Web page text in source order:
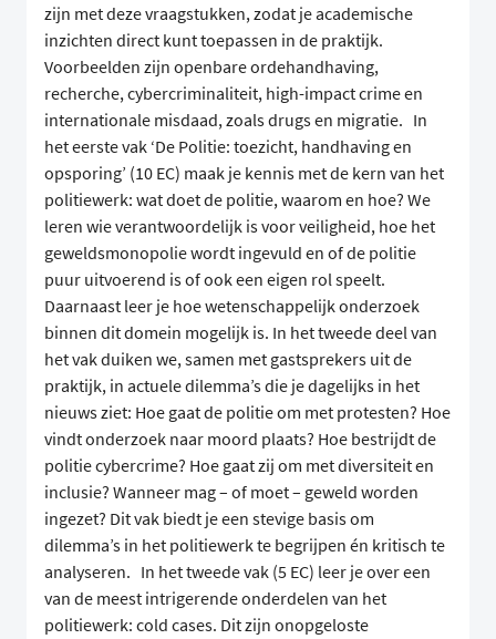
zijn met deze vraagstukken, zodat je academische
inzichten direct kunt toepassen in de praktijk.
Voorbeelden zijn openbare ordehandhaving,
recherche, cybercriminaliteit, high-impact crime en
internationale misdaad, zoals drugs en migratie. In
het eerste vak ‘De Politie: toezicht, handhaving en
opsporing’ (10 EC) maak je kennis met de kern van het
politiewerk: wat doet de politie, waarom en hoe? We
leren wie verantwoordelijk is voor veiligheid, hoe het
geweldsmonopolie wordt ingevuld en of de politie
puur uitvoerend is of ook een eigen rol speelt.
Daarnaast leer je hoe wetenschappelijk onderzoek
binnen dit domein mogelijk is. In het tweede deel van
het vak duiken we, samen met gastsprekers uit de
praktijk, in actuele dilemma’s die je dagelijks in het
nieuws ziet: Hoe gaat de politie om met protesten? Hoe
vindt onderzoek naar moord plaats? Hoe bestrijdt de
politie cybercrime? Hoe gaat zij om met diversiteit en
inclusie? Wanneer mag – of moet – geweld worden
ingezet? Dit vak biedt je een stevige basis om
dilemma’s in het politiewerk te begrijpen én kritisch te
analyseren. In het tweede vak (5 EC) leer je over een
van de meest intrigerende onderdelen van het
politiewerk: cold cases. Dit zijn onopgeloste